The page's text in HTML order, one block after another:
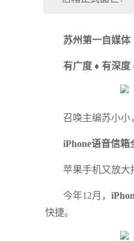
苏州第一自媒体
有广度 ♦ 有深度
召唤主编苏小小
iPhone语音信箱
苹果手机又放大
今年12月，
快捷。